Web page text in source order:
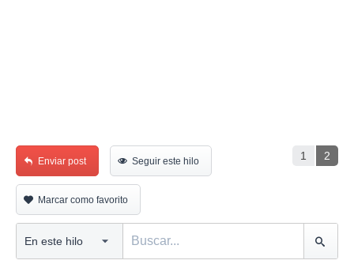
1 2
Enviar post Seguir este hilo
Marcar como favorito